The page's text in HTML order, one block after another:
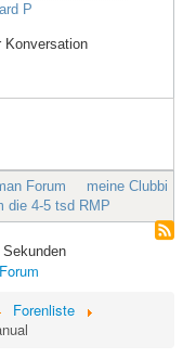
P
Konversation
Forum
meine Clubbi
die 4-5 tsd RMP
Forenliste